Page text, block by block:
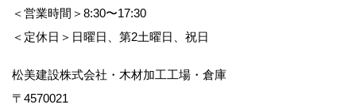
＜営業時間＞8:30〜17:30
＜定休日＞日曜日、第2土曜日、祝日
松美建設株式会社・木材加工工場・倉庫
〒4570021